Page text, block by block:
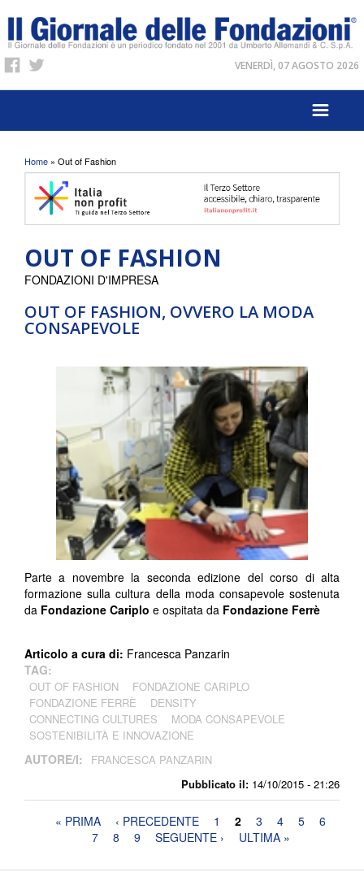
VENERDÌ, 07 AGOSTO 2026
Tu sei qui
Home » Out of Fashion
OUT OF FASHION
OUT OF FASHION, OVVERO LA MODA
CONSAPEVOLE
Pubblicato il: 14/10/2015 - 21:26
FONDAZIONI D'IMPRESA
Parte a novembre la seconda edizione del corso di alta
formazione sulla cultura della moda consapevole sostenuta
da Fondazione Cariplo e ospitata da Fondazione Ferrè
Articolo a cura di: Francesca Panzarin
TAG:
OUT OF FASHION
FONDAZIONE CARIPLO
FONDAZIONE FERRÈ
DENSITY
CONNECTING CULTURES
MODA CONSAPEVOLE
SOSTENIBILITÀ E INNOVAZIONE
AUTORE/I: FRANCESCA PANZARIN
Pagine« PRIMA ‹ PRECEDENTE 1 2 3 4 5
6
7
8 9 SEGUENTE › ULTIMA »